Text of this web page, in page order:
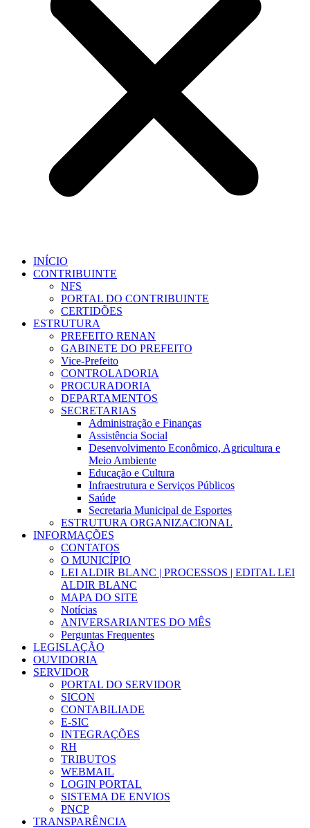
INÍCIO
CONTRIBUINTE
NFS
PORTAL DO CONTRIBUINTE
CERTIDÕES
ESTRUTURA
PREFEITO RENAN
GABINETE DO PREFEITO
Vice-Prefeito
CONTROLADORIA
PROCURADORIA
DEPARTAMENTOS
SECRETARIAS
Administração e Finanças
Assistência Social
Desenvolvimento Econômico, Agricultura e
Meio Ambiente
Educação e Cultura
Infraestrutura e Serviços Públicos
Saúde
Secretaria Municipal de Esportes
ESTRUTURA ORGANIZACIONAL
INFORMAÇÕES
CONTATOS
O MUNICÍPIO
LEI ALDIR BLANC | PROCESSOS | EDITAL LEI
ALDIR BLANC
MAPA DO SITE
Notícias
ANIVERSARIANTES DO MÊS
Perguntas Frequentes
LEGISLAÇÃO
OUVIDORIA
SERVIDOR
PORTAL DO SERVIDOR
SICON
CONTABILIADE
E-SIC
INTEGRAÇÕES
RH
TRIBUTOS
WEBMAIL
LOGIN PORTAL
SISTEMA DE ENVIOS
PNCP
TRANSPARÊNCIA